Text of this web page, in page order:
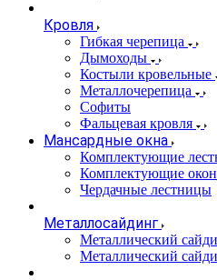
Кровля
Гибкая черепица
Дымоходы
Костыли кровельные
Металлочерепица
Софиты
Фальцевая кровля
Мансардные окна
Комплектующие
Комплектующие окон
Чердачные лестницы
Металлосайдинг
Металлический
Металлический